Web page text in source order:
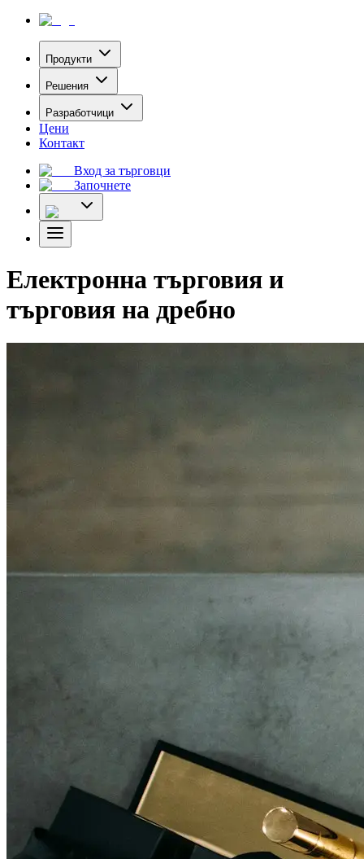
Продукти
Решения
Разработчици
Цени
Контакт
Вход за търговци
Започнете
Електронна търговия и
търговия на дребно